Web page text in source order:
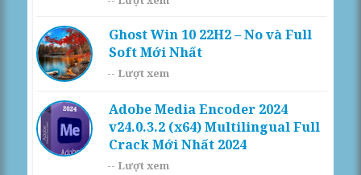
Ghost Win 10 22H2 – No và Full
Soft Mới Nhất
-- Lượt xem
Adobe Media Encoder 2024
v24.0.3.2 (x64) Multilingual Full
Crack Mới Nhất 2024
-- Lượt xem